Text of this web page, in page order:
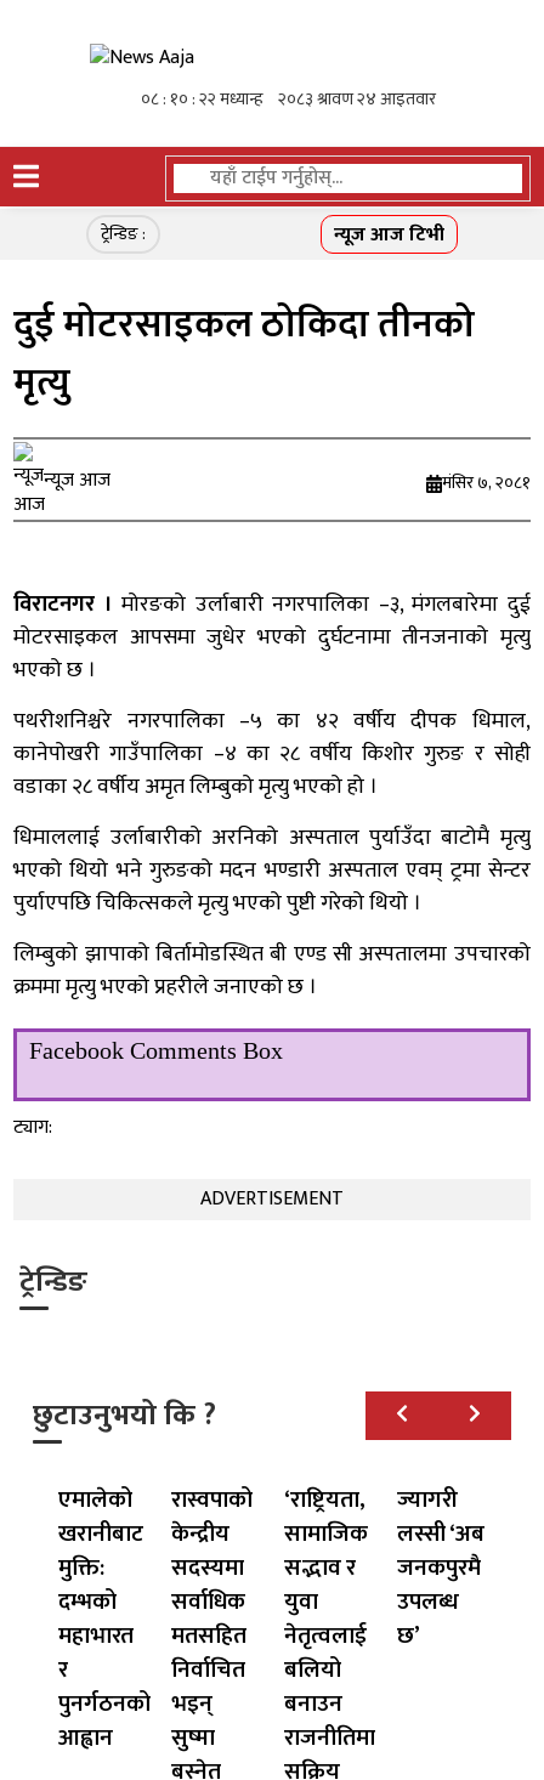
ट्रेन्डिङ : न्यूज आज टिभी
दुई मोटरसाइकल ठोकिदा तीनको
मृत्यु
न्यूज आज मंसिर ७, २०८१
विराटनगर । मोरङको उर्लाबारी नगरपालिका –३, मंगलबारेमा दुई
मोटरसाइकल आपसमा जुधेर भएको दुर्घटनामा तीनजनाको मृत्यु
भएको छ ।
पथरीशनिश्चरे नगरपालिका –५ का ४२ वर्षीय दीपक धिमाल,
कानेपोखरी गाउँपालिका –४ का २८ वर्षीय किशोर गुरुङ र सोही
वडाका २८ वर्षीय अमृत लिम्बुको मृत्यु भएको हो ।
धिमाललाई उर्लाबारीको अरनिको अस्पताल पुर्याउँदा बाटोमै मृत्यु
भएको थियो भने गुरुङको मदन भण्डारी अस्पताल एवम् ट्रमा सेन्टर
पुर्याएपछि चिकित्सकले मृत्यु भएको पुष्टी गरेको थियो ।
लिम्बुको झापाको बिर्तामोडस्थित बी एण्ड सी अस्पतालमा उपचारको
क्रममा मृत्यु भएको प्रहरीले जनाएको छ ।
Facebook Comments Box
ट्याग:
ADVERTISEMENT
ट्रेन्डिङ
छुटाउनुभयो कि ?
एमालेको
खरानीबाट
मुक्ति:
दम्भको
महाभारत
र
पुनर्गठनको
आह्वान
रास्वपाको
केन्द्रीय
सदस्यमा
सर्वाधिक
मतसहित
निर्वाचित
भइन्
सुष्मा
बस्नेत
‘राष्ट्रियता,
सामाजिक
सद्भाव र
युवा
नेतृत्वलाई
बलियो
बनाउन
राजनीतिमा
सक्रिय
ज्यागरी
लस्सी ‘अब
जनकपुरमै
उपलब्ध
छ’